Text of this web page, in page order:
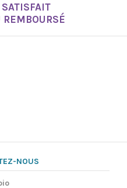
SATISFAIT
REMBOURSÉ
NOUS